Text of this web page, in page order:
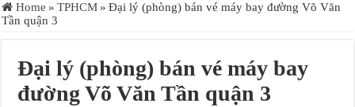
Home » TPHCM » Đại lý (phòng) bán vé máy bay đường Võ Văn
Tần quận 3
Đại lý (phòng) bán vé máy bay
đường Võ Văn Tần quận 3